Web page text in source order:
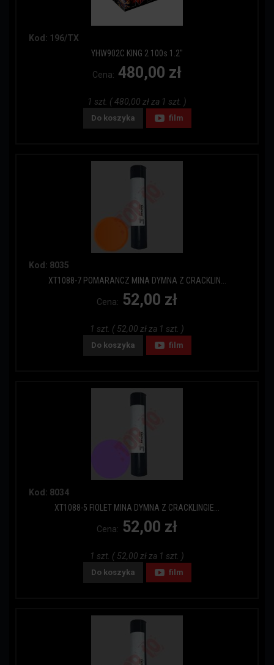
Kod: 196/TX
YHW902C KING 2 100s 1.2"
Cena: 480,00 zł
1 szt. ( 480,00 zł za 1 szt. )
Do koszyka film
Kod: 8035
XT1088-7 POMARANCZ MINA DYMNA Z CRACKLIN...
Cena: 52,00 zł
1 szt. ( 52,00 zł za 1 szt. )
Do koszyka film
Kod: 8034
XT1088-5 FIOLET MINA DYMNA Z CRACKLINGIE...
Cena: 52,00 zł
1 szt. ( 52,00 zł za 1 szt. )
Do koszyka film